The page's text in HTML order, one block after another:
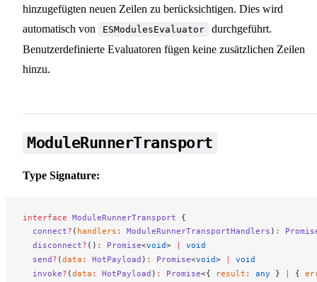
hinzugefügten neuen Zeilen zu berücksichtigen. Dies wird
automatisch von
ESModulesEvaluator
durchgeführt.
Benutzerdefinierte Evaluatoren fügen keine zusätzlichen Zeilen
hinzu.
ModuleRunnerTransport
Type Signature:
interface ModuleRunnerTransport {
connect? ( handlers : ModuleRunnerTransportHandlers ) :
disconnect? () : Promise<void>
void
send ? (data : HotPayload ) : Promise<void>
void
invoke? (data : HotPayload ) : Promise<{ result : any } {